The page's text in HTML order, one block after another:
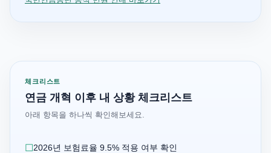
체크리스트
연금 개혁 이후 내 상황 체크리스트
아래 항목을 하나씩 확인해보세요.
2026년 보험료율 9.5% 적용 여부 확인